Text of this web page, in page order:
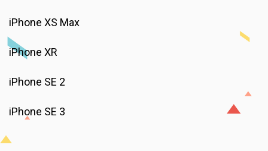
iPhone XS Max
iPhone XR
iPhone SE 2
iPhone SE 3